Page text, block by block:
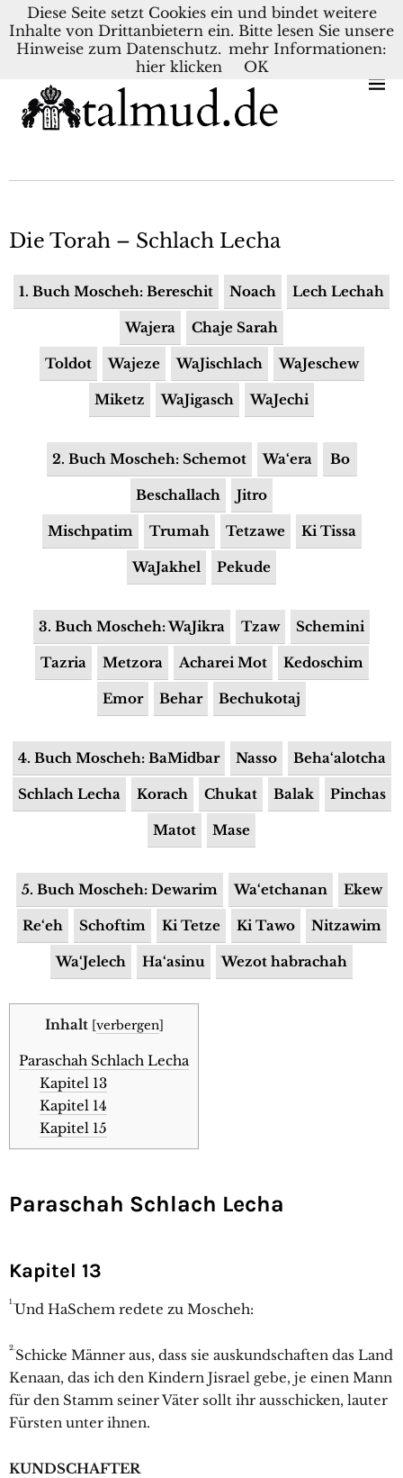
KONTAKT BLOG DEUTSCH NEDERLANDS
Die Torah – Schlach Lecha
1. Buch Moscheh: Bereschit Noach Lech Lechah
Wajera Chaje Sarah
Toldot Wajeze WaJischlach WaJeschew
Miketz WaJigasch WaJechi
2. Buch Moscheh: Schemot Wa‘era Bo
Beschallach Jitro
Mischpatim Trumah Tetzawe Ki Tissa
WaJakhel Pekude
3. Buch Moscheh: WaJikra Tzaw Schemini
Tazria Metzora Acharei Mot Kedoschim
Emor Behar Bechukotaj
4. Buch Moscheh: BaMidbar Nasso Beha‘alotcha
Schlach Lecha Korach Chukat Balak Pinchas
Matot Mase
5. Buch Moscheh: Dewarim Wa‘etchanan Ekew
Re‘eh Schoftim Ki Tetze Ki Tawo Nitzawim
Wa‘Jelech Ha‘asinu Wezot habrachah
Inhalt [verbergen]
Paraschah Schlach Lecha
Kapitel 13
Kapitel 14
Kapitel 15
Paraschah Schlach Lecha
Kapitel 13
1.Und HaSchem redete zu Moscheh:
2.Schicke Männer aus, dass sie auskundschaften das Land
Kenaan, das ich den Kindern Jisrael gebe, je einen Mann
für den Stamm seiner Väter sollt ihr ausschicken, lauter
Fürsten unter ihnen.
KUNDSCHAFTER
Diese Seite setzt Cookies ein und bindet weitere
Inhalte von Drittanbietern ein. Bitte lesen Sie unsere
Hinweise zum Datenschutz. mehr Informationen:
hier klicken
OK